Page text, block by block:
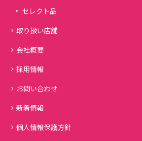
セレクト品
取り扱い店舗
会社概要
採用情報
お問い合わせ
新着情報
個人情報保護方針